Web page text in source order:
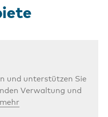
und unterstützen Sie
Verwaltung und
mehr